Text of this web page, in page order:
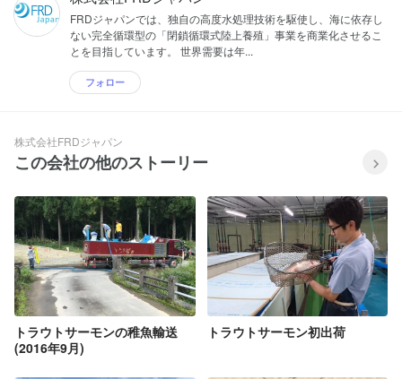
FRDジャパンでは、独自の高度水処理技術を駆使し、海に依存し
ない完全循環型の「閉鎖循環式陸上養殖」事業を商業化させるこ
とを目指しています。 世界需要は年...
フォロー
株式会社FRDジャパン
この会社の他のストーリー
トラウトサーモンの稚魚輸送
(2016年9月)
トラウトサーモン初出荷